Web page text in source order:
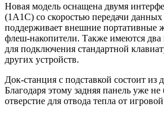
Новая модель оснащена двумя
(1A1C) со скоростью передачи
поддерживает внешние портативные
флеш-накопители. Также имеются
для подключения стандартной
других устройств.
Док-станция с подставкой состоит из
Благодаря этому задняя панель уже
отверстие для отвода тепла от